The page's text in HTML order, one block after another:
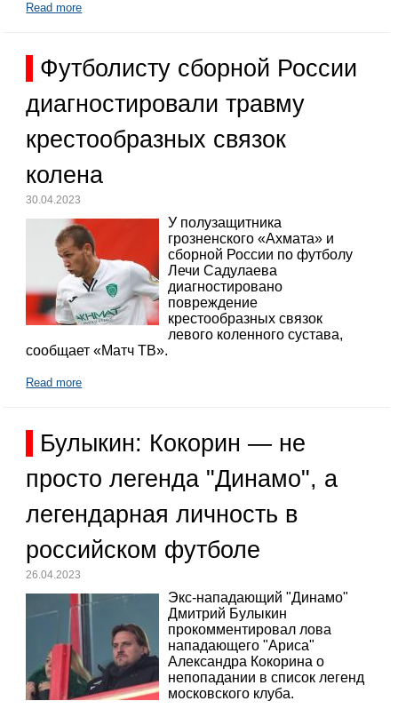
Read more
Футболисту сборной России
диагностировали травму
крестообразных связок
колена
30.04.2023
У полузащитника
грозненского «Ахмата» и
сборной России по футболу
Лечи Садулаева
диагностировано
повреждение
крестообразных связок
левого коленного сустава,
сообщает «Матч ТВ».
Read more
Булыкин: Кокорин — не
просто легенда "Динамо", а
легендарная личность в
российском футболе
26.04.2023
Экс-нападающий "Динамо"
Дмитрий Булыкин
прокомментировал лова
нападающего "Ариса"
Александра Кокорина о
непопадании в список легенд
московского клуба.